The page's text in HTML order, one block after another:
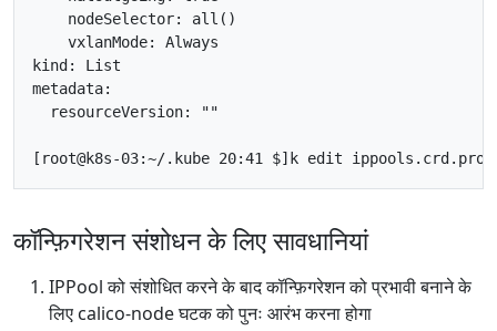
    nodeSelector: all
()
  resourceVersion:
""
[ root@k8s-03:~/.kube 20:41 $]
कॉन्फ़िगरेशन संशोधन के लिए सावधानियां
IPPool को संशोधित करने के बाद कॉन्फ़िगरेशन को प्रभावी बनाने के
लिए calico-node घटक को पुनः आरंभ करना होगा